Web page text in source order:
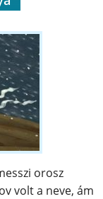
orosz
volt a neve, ám